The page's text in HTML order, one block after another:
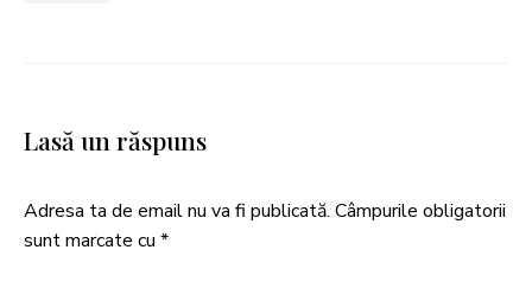
Lasă un răspuns
Adresa ta de email nu va fi publicată. Câmpurile obligatorii
sunt marcate cu *